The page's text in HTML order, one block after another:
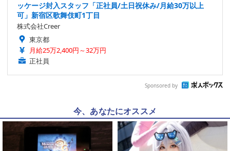
ッケージ封入スタッフ「正社員/土日祝休み/月給30万以上
可」新宿区歌舞伎町1丁目
株式会社Creer
東京都
月給25万2,400円～32万円
正社員
Sponsored by
今、あなたにオススメ